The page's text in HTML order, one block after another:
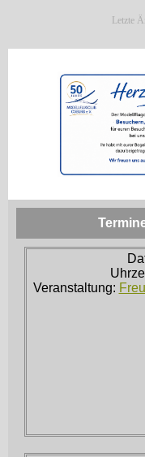
Letzte
Veranstaltung: